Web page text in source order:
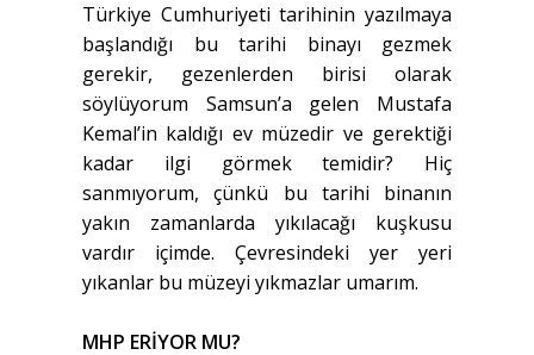
Türkiye Cumhuriyeti tarihinin yazılmaya
başlandığı bu tarihi binayı gezmek
gerekir, gezenlerden birisi olarak
söylüyorum Samsun’a gelen Mustafa
Kemal’in kaldığı ev müzedir ve gerektiği
kadar ilgi görmek temidir? Hiç
sanmıyorum, çünkü bu tarihi binanın
yakın zamanlarda yıkılacağı kuşkusu
vardır içimde. Çevresindeki yer yeri
yıkanlar bu müzeyi yıkmazlar umarım.
MHP ERİYOR MU?